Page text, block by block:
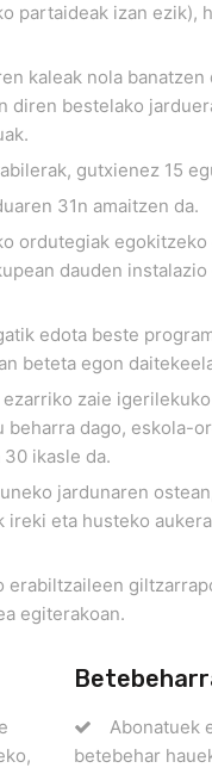
partaideak izan ezik),
kaleak nola
diren bestelako
gutxienez 15
31n amaitzen da.
ordutegiak
dauden
edota beste
beteta egon
zaie
dago, eskola-
ikasle da.
jardunaren
eta husteko
egiterakoan.
Abonatuek
betebehar